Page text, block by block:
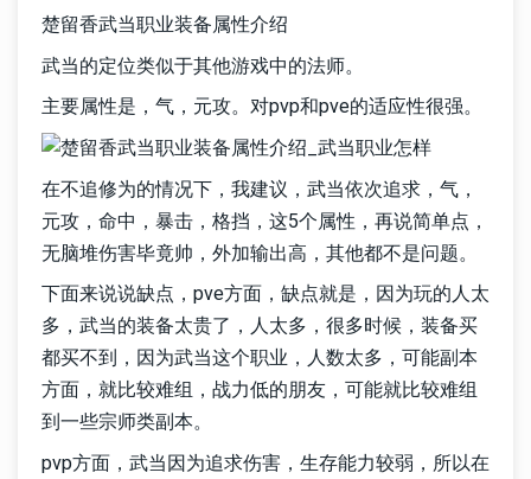
楚留香武当职业装备属性介绍
武当的定位类似于其他游戏中的法师。
主要属性是，气，元攻。对pvp和pve的适应性很强。
在不追修为的情况下，我建议，武当依次追求，气，
元攻，命中，暴击，格挡，这5个属性，再说简单点，
无脑堆伤害毕竟帅，外加输出高，其他都不是问题。
下面来说说缺点，pve方面，缺点就是，因为玩的人太
多，武当的装备太贵了，人太多，很多时候，装备买
都买不到，因为武当这个职业，人数太多，可能副本
方面，就比较难组，战力低的朋友，可能就比较难组
到一些宗师类副本。
pvp方面，武当因为追求伤害，生存能力较弱，所以在